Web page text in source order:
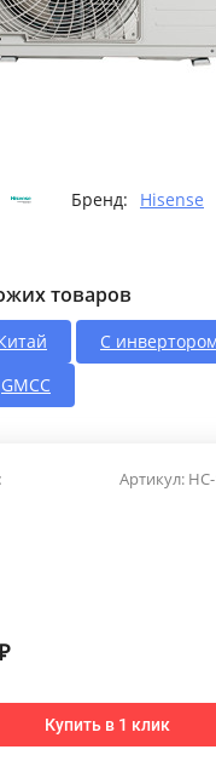
Бренд: Hisense
товаров
С инвертором
GMCC
Артикул:
Купить в 1 клик